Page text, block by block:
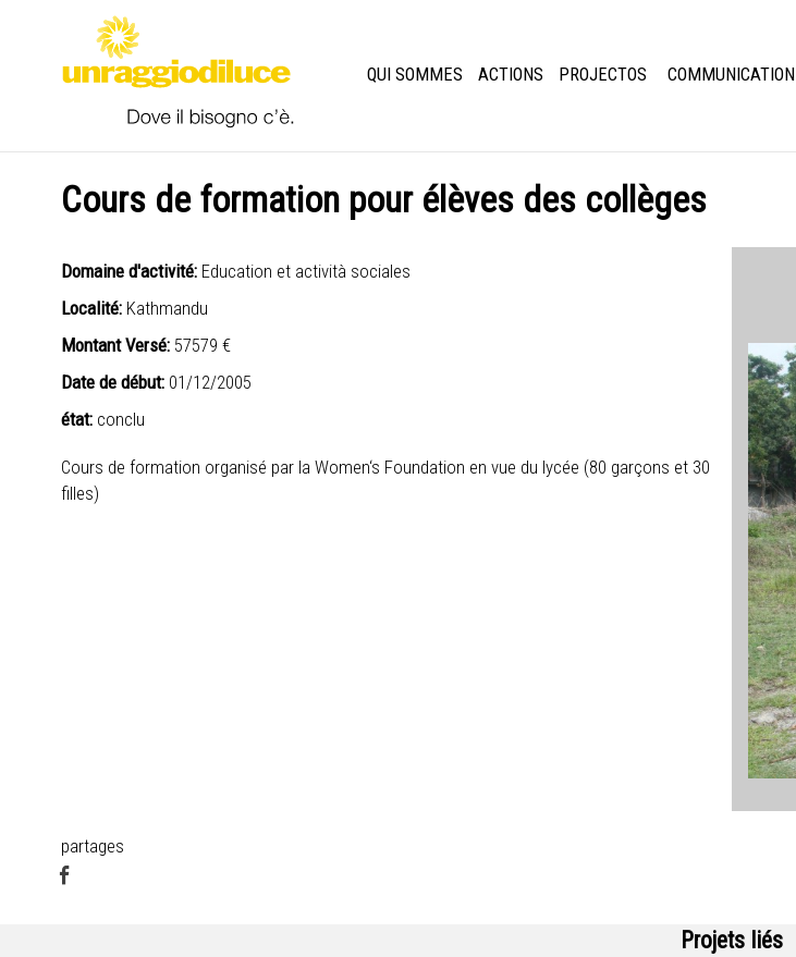
QUI SOMMES ACTIONS PROJECTOS COMMUNICATION
Cours de formation pour élèves des collèges
Domaine d'activité:Education et actività sociales
Localité:Kathmandu
Montant Versé: 57579 €
Date de début: 01/12/2005
état: conclu
Cours de formation organisé par la Women‘s Foundation en vue du lycée (80 garçons et 30
filles)
partages
Projets liés